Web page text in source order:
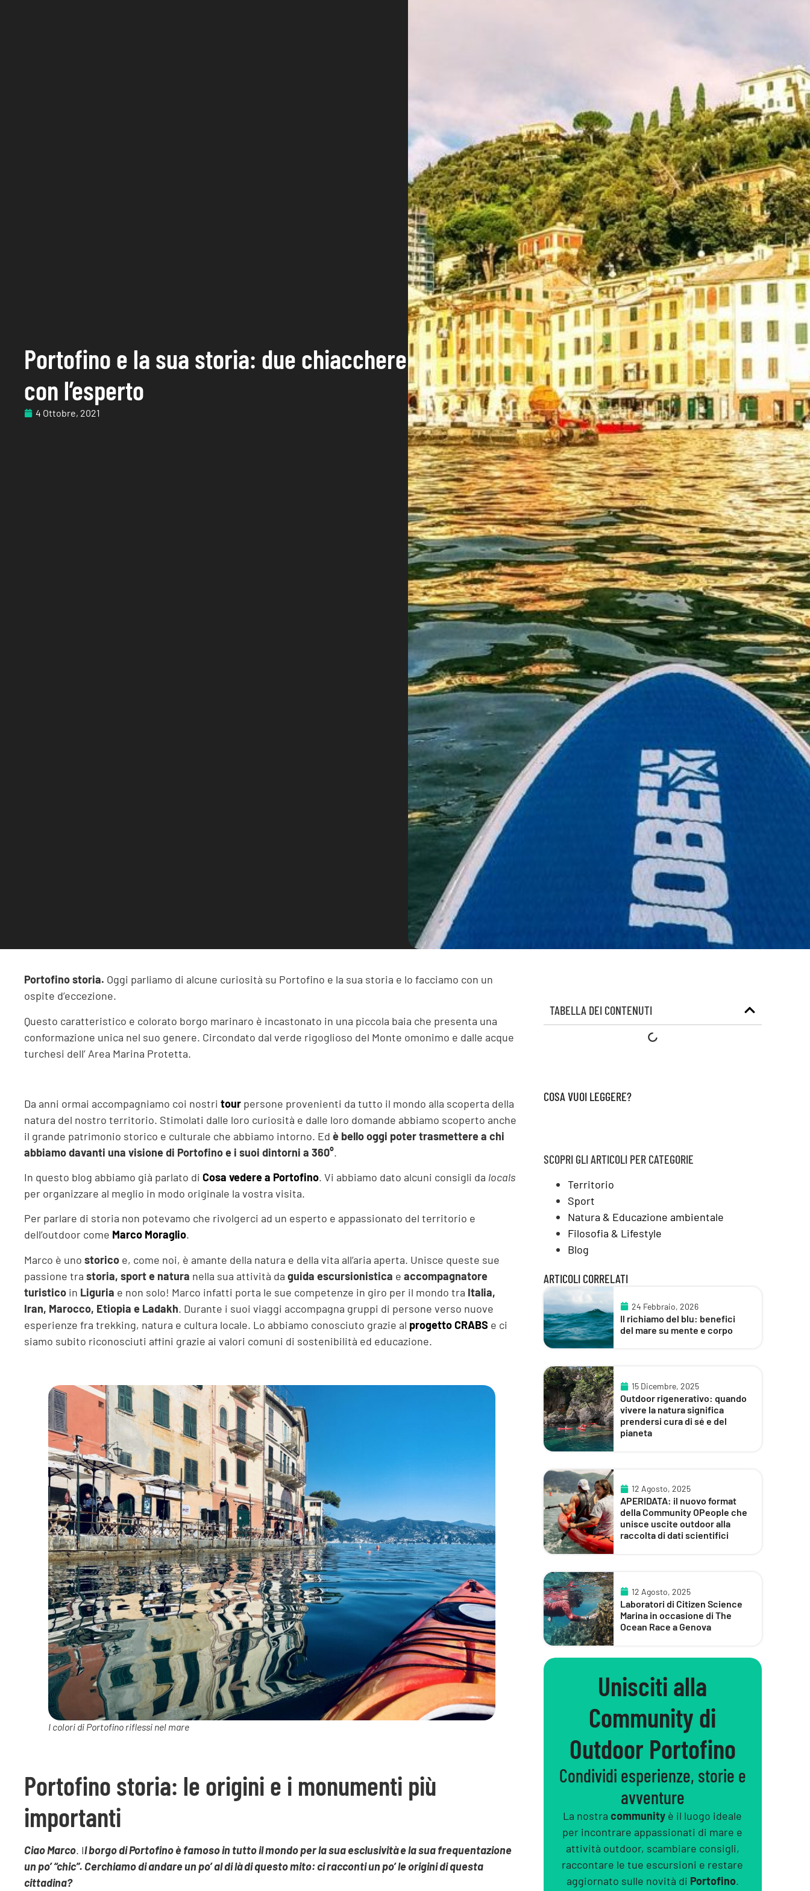
Portofino e la sua storia: due chiacchere
con l’esperto
4 Ottobre, 2021
Portofino storia. Oggi parliamo di alcune curiosità su Portofino e la sua storia e lo facciamo con un
ospite d’eccezione.
Questo caratteristico e colorato borgo marinaro è incastonato in una piccola baia che presenta una
conformazione unica nel suo genere. Circondato dal verde rigoglioso del Monte omonimo e dalle acque
turchesi dell’ Area Marina Protetta.
Da anni ormai accompagniamo coi nostritour persone provenienti da tutto il mondo alla scoperta della
natura del nostro territorio. Stimolati dalle loro curiosità e dalle loro domande abbiamo scoperto anche
il grande patrimonio storico e culturale che abbiamo intorno. Edè bello oggi poter trasmettere a chi
abbiamo davanti una visione di Portofino e i suoi dintorni a 360°.
In questo blog abbiamo già parlato diCosa vedere a Portofino. Vi abbiamo dato alcuni consigli da locals
per organizzare al meglio in modo originale la vostra visita.
Per parlare di storia non potevamo che rivolgerci ad un esperto e appassionato del territorio e
dell’outdoor come Marco Moraglio.
Marco è unostorico e, come noi, è amante della natura e della vita all’aria aperta. Unisce queste sue
passione tra storia, sport e natura nella sua attività daguida escursionistica eaccompagnatore
turistico in Liguria e non solo! Marco infatti porta le sue competenze in giro per il mondo tra Italia,
Iran, Marocco, Etiopia e Ladakh. Durante i suoi viaggi accompagna gruppi di persone verso nuove
esperienze fra trekking, natura e cultura locale. Lo abbiamo conosciuto grazie al progettoCRABS e ci
siamo subito riconosciuti affini grazie ai valori comuni di sostenibilità ed educazione.
I colori di Portofino riflessi nel mare
Portofino storia: le origini e i monumenti più
importanti
Ciao Marco. Il borgo di Portofino è famoso in tutto il mondo per la sua esclusività e la sua frequentazione
un po’ “chic”. Cerchiamo di andare un po’ al di là di questo mito: ci racconti un po’ le origini di questa
cittadina?
TABELLA DEI CONTENUTI
COSA VUOI LEGGERE?
SCOPRI GLI ARTICOLI PER CATEGORIE
Territorio
Sport
Natura & Educazione ambientale
Filosofia & Lifestyle
Blog
ARTICOLI CORRELATI
24 Febbraio, 2026
Il richiamo del blu: benefici
del mare su mente e corpo
15 Dicembre, 2025
Outdoor rigenerativo: quando
vivere la natura significa
prendersi cura di sé e del
pianeta
12 Agosto, 2025
APERIDATA: il nuovo format
della Community OPeople che
unisce uscite outdoor alla
raccolta di dati scientifici
12 Agosto, 2025
Laboratori di Citizen Science
Marina in occasione di The
Ocean Race a Genova
Unisciti alla
Community di
Outdoor Portofino
Condividi esperienze, storie e
avventure
La nostracommunity è il luogo ideale
per incontrare appassionati di mare e
attività outdoor, scambiare consigli,
raccontare le tue escursioni e restare
aggiornato sulle novità di Portofino.